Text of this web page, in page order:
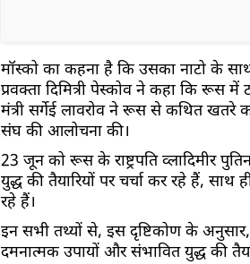
मॉस्को का कहना है कि उसका नाटो के
प्रवक्ता दिमित्री पेस्कोव ने कहा कि रूस
मंत्री सर्गेई लावरोव ने रूस से कथित खतरे
संघ की आलोचना की।
23 जून को रूस के राष्ट्रपति व्लादिमीर
युद्ध की तैयारियों पर चर्चा कर रहे हैं, साथ
रहे हैं।
इन सभी तथ्यों से, इस दृष्टिकोण के
दमनात्मक उपायों और संभावित युद्ध की